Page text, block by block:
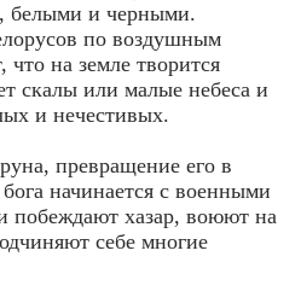
белыми и черными.
по воздушным
на земле творится
скалы или малые небеса и
и нечестивых.
превращение его в
начинается с военными
побеждают хазар, воюют на
себе многие